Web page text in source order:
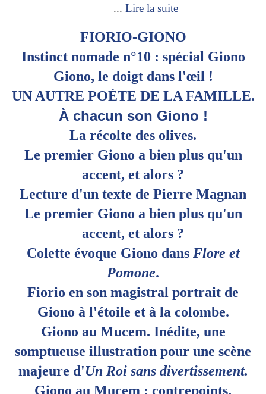
... Lire la suite
FIORIO-GIONO
Instinct nomade n°10 : spécial Giono
Giono, le doigt dans l'œil !
UN AUTRE POÈTE DE LA FAMILLE.
À chacun son Giono !
La récolte des olives.
Le premier Giono a bien plus qu'un
accent, et alors ?
Lecture d'un texte de Pierre Magnan
Le premier Giono a bien plus qu'un
accent, et alors ?
Colette évoque Giono dans Flore et
Pomone.
Fiorio en son magistral portrait de
Giono à l'étoile et à la colombe.
Giono au Mucem. Inédite, une
somptueuse illustration pour une scène
majeure d'Un Roi sans divertissement.
Giono au Mucem : contrepoints.